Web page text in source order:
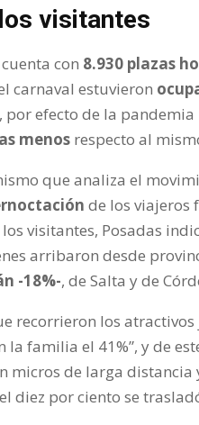
visitantes
con 8.930 plazas
carnaval estuvieron
efecto de la
menos respecto al
que analiza el
de los viajeros
visitantes, Posadas
arribaron desde
-18%-, de Salta y de
recorrieron los atractivos
la familia el 41%”, y de
micros de larga
diez por ciento se